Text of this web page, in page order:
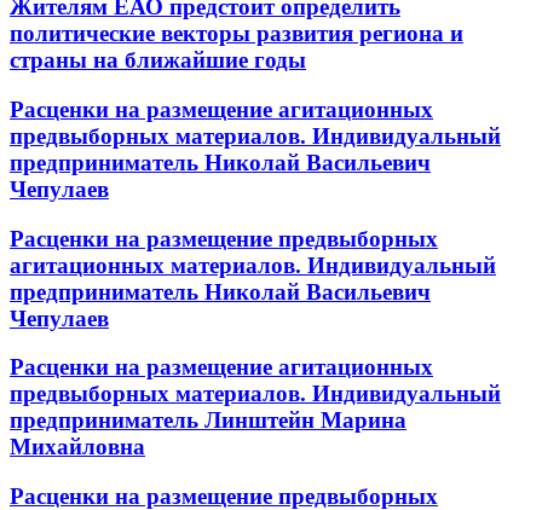
Жителям ЕАО предстоит определить
политические векторы развития региона и
страны на ближайшие годы
Расценки на размещение агитационных
предвыборных материалов. Индивидуальный
предприниматель Николай Васильевич
Чепулаев
Расценки на размещение предвыборных
агитационных материалов. Индивидуальный
предприниматель Николай Васильевич
Чепулаев
Расценки на размещение агитационных
предвыборных материалов. Индивидуальный
предприниматель Линштейн Марина
Михайловна
Расценки на размещение предвыборных